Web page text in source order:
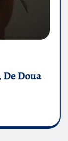
De Doua